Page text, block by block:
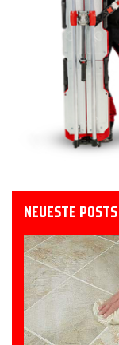
NEUESTE POSTS